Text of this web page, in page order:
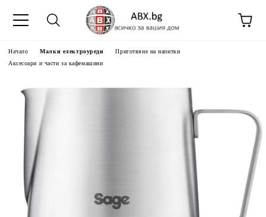
Начало Малки електроуреди
Приготвяне на напитки
Аксесоари и части за кафемашини